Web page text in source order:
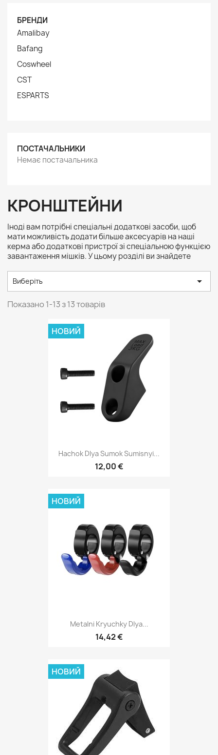
БРЕНДИ
Amalibay
Bafang
Coswheel
CST
ESPARTS
ПОСТАЧАЛЬНИКИ
Немає постачальника
КРОНШТЕЙНИ
Іноді вам потрібні спеціальні додаткові засоби, щоб
мати можливість додати більше аксесуарів на наші
керма або додаткові пристрої зі спеціальною функцією
завантаження мішків. У цьому розділі ви знайдете
Виберіть 
Показано 1-13 з 13 товарів
Hachok Dlya Sumok Sumisnyi...
12,00 €
НОВИЙ
Metalni Kryuchky Dlya...
14,42 €
НОВИЙ
НОВИЙ